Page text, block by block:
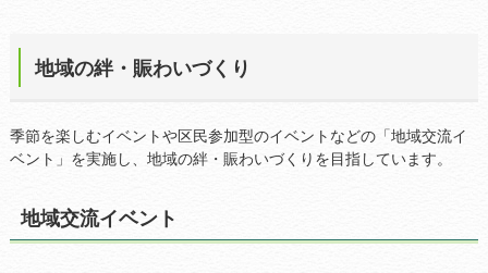
地域の絆・賑わいづくり
季節を楽しむイベントや区民参加型のイベントなどの「地域交流イ
ベント」を実施し、地域の絆・賑わいづくりを目指しています。
地域交流イベント